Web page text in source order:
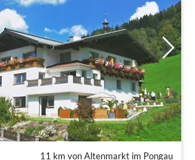
11 km von Altenmarkt im Pongau